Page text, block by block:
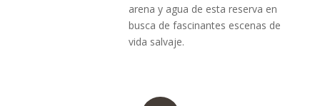
arena y agua de esta reserva en
busca de fascinantes escenas de
vida salvaje.